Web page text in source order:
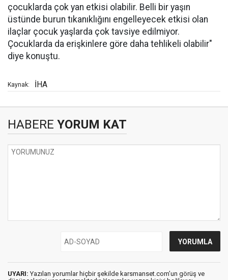
çocuklarda çok yan etkisi olabilir. Belli bir yaşın
üstünde burun tıkanıklığını engelleyecek etkisi olan
ilaçlar çocuk yaşlarda çok tavsiye edilmiyor.
Çocuklarda da erişkinlere göre daha tehlikeli olabilir"
diye konuştu.
Kaynak: İHA
HABERE YORUM KAT
UYARI: Yazılan yorumlar hiçbir şekilde karsmanset.com’un görüş ve